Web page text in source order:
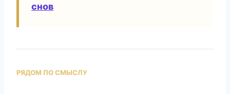
снов
РЯДОМ ПО СМЫСЛУ